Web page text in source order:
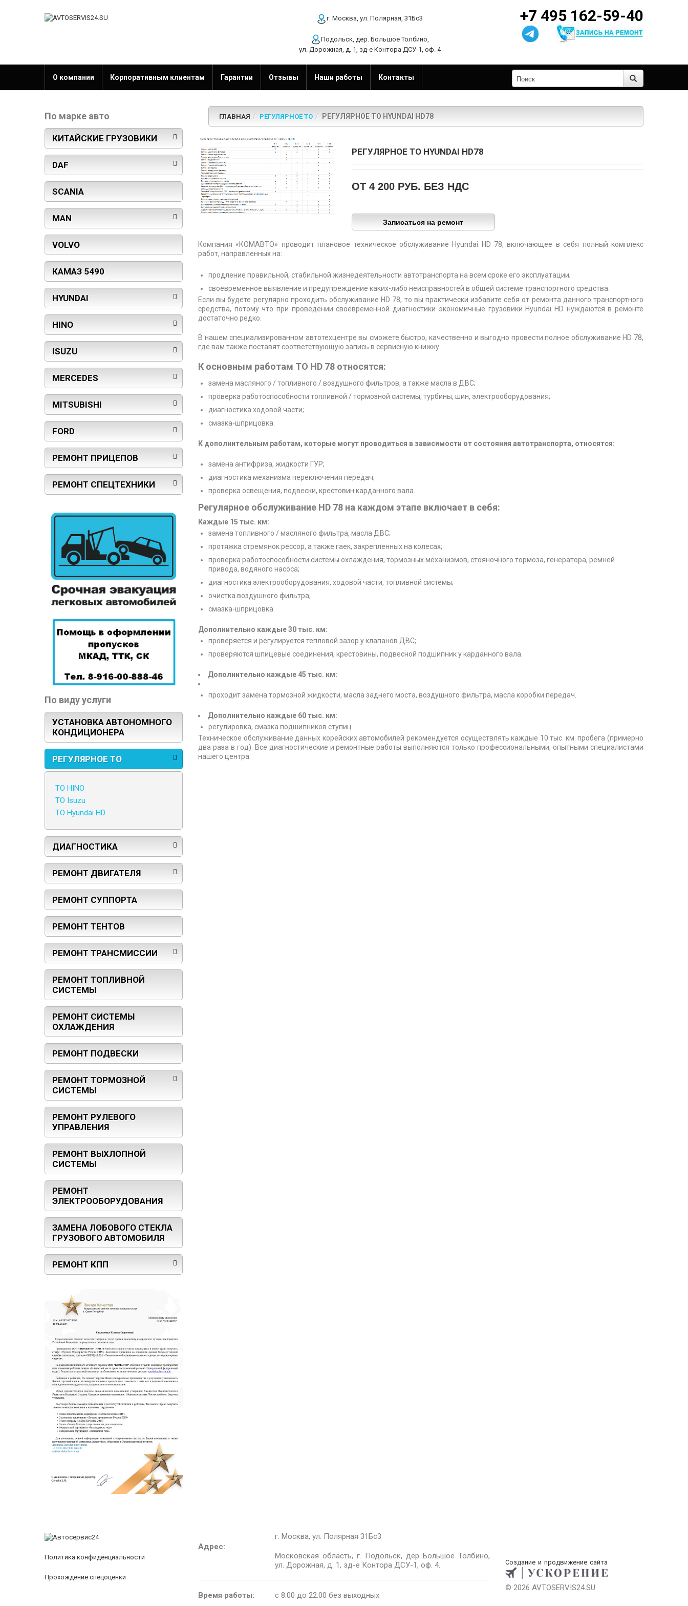
г. Москва, ул. Полярная, 31Бс3
Подольск, дер. Большое Толбино,
ул. Дорожная, д. 1, зд-е Контора ДСУ-1, оф. 4
+7 495 162-59-40
О компании Корпоративным клиентам Гарантии Отзывы Наши работы Контакты
По марке авто
КИТАЙСКИЕ ГРУЗОВИКИ
DAF
SCANIA
MAN
VOLVO
КАМАЗ 5490
HYUNDAI
HINO
ISUZU
MERCEDES
MITSUBISHI
FORD
РЕМОНТ ПРИЦЕПОВ
РЕМОНТ СПЕЦТЕХНИКИ
По виду услуги
УСТАНОВКА АВТОНОМНОГО
КОНДИЦИОНЕРА
РЕГУЛЯРНОЕ ТО
ТО HINO
ТО Isuzu
ТО Hyundai HD
ДИАГНОСТИКА
РЕМОНТ ДВИГАТЕЛЯ
РЕМОНТ СУППОРТА
РЕМОНТ ТЕНТОВ
РЕМОНТ ТРАНСМИССИИ
РЕМОНТ ТОПЛИВНОЙ
СИСТЕМЫ
РЕМОНТ СИСТЕМЫ
ОХЛАЖДЕНИЯ
РЕМОНТ ПОДВЕСКИ
РЕМОНТ ТОРМОЗНОЙ
СИСТЕМЫ
РЕМОНТ РУЛЕВОГО
УПРАВЛЕНИЯ
РЕМОНТ ВЫХЛОПНОЙ
СИСТЕМЫ
РЕМОНТ
ЭЛЕКТРООБОРУДОВАНИЯ
ЗАМЕНА ЛОБОВОГО СТЕКЛА
ГРУЗОВОГО АВТОМОБИЛЯ
РЕМОНТ КПП
ГЛАВНАЯ РЕГУЛЯРНОЕ ТО РЕГУЛЯРНОЕ ТО HYUNDAI HD78
РЕГУЛЯРНОЕ ТО HYUNDAI HD78
ОТ 4 200 РУБ. БЕЗ НДС
Компания «КОМАВТО» проводит плановое техническое обслуживание Hyundai HD 78, включающее в себя полный комплекс
работ, направленных на:
продление правильной, стабильной жизнедеятельности автотранспорта на всем сроке его эксплуатации;
своевременное выявление и предупреждение каких-либо неисправностей в общей системе транспортного средства.
Если вы будете регулярно проходить обслуживание HD 78, то вы практически избавите себя от ремонта данного транспортного
средства, потому что при проведении своевременной диагностики экономичные грузовики Hyundai HD нуждаются в ремонте
достаточно редко.
В нашем специализированном автотехцентре вы сможете быстро, качественно и выгодно провести полное обслуживание HD 78,
где вам также поставят соответствующую запись в сервисную книжку.
К основным работам ТО HD 78 относятся:
замена масляного / топливного / воздушного фильтров, а также масла в ДВС;
проверка работоспособности топливной / тормозной системы, турбины, шин, электрооборудования;
диагностика ходовой части;
смазка-шприцовка.
К дополнительным работам, которые могут проводиться в зависимости от состояния автотранспорта, относятся:
замена антифриза, жидкости ГУР;
диагностика механизма переключения передач;
проверка освещения, подвески, крестовин карданного вала.
Регулярное обслуживание HD 78 на каждом этапе включает в себя:
Каждые 15 тыс. км:
замена топливного / масляного фильтра, масла ДВС;
протяжка стремянок рессор, а также гаек, закрепленных на колесах;
проверка работоспособности системы охлаждения, тормозных механизмов, стояночного тормоза, генератора, ремней
привода, водяного насоса;
диагностика электрооборудования, ходовой части, топливной системы;
очистка воздушного фильтра;
смазка-шприцовка.
Дополнительно каждые 30 тыс. км:
проверяется и регулируется тепловой зазор у клапанов ДВС;
проверяются шпицевые соединения, крестовины, подвесной подшипник у карданного вала.
Дополнительно каждые 45 тыс. км:
проходит замена тормозной жидкости, масла заднего моста, воздушного фильтра, масла коробки передач.
Дополнительно каждые 60 тыс. км:
регулировка, смазка подшипников ступиц.
Техническое обслуживание данных корейских автомобилей рекомендуется осуществлять каждые 10 тыс. км. пробега (примерно
два раза в год). Все диагностические и ремонтные работы выполняются только профессиональными, опытными специалистами
нашего центра.
Политика конфиденциальности
Прохождение спецоценки
Адрес:
г. Москва, ул. Полярная 31Бс3
Московская область, г. Подольск, дер Большое Толбино,
ул. Дорожная, д. 1, зд-е Контора ДСУ-1, оф. 4.
Время работы: с 8:00 до 22:00 без выходных
Создание и продвижение сайта
© 2026 AVTOSERVIS24.SU